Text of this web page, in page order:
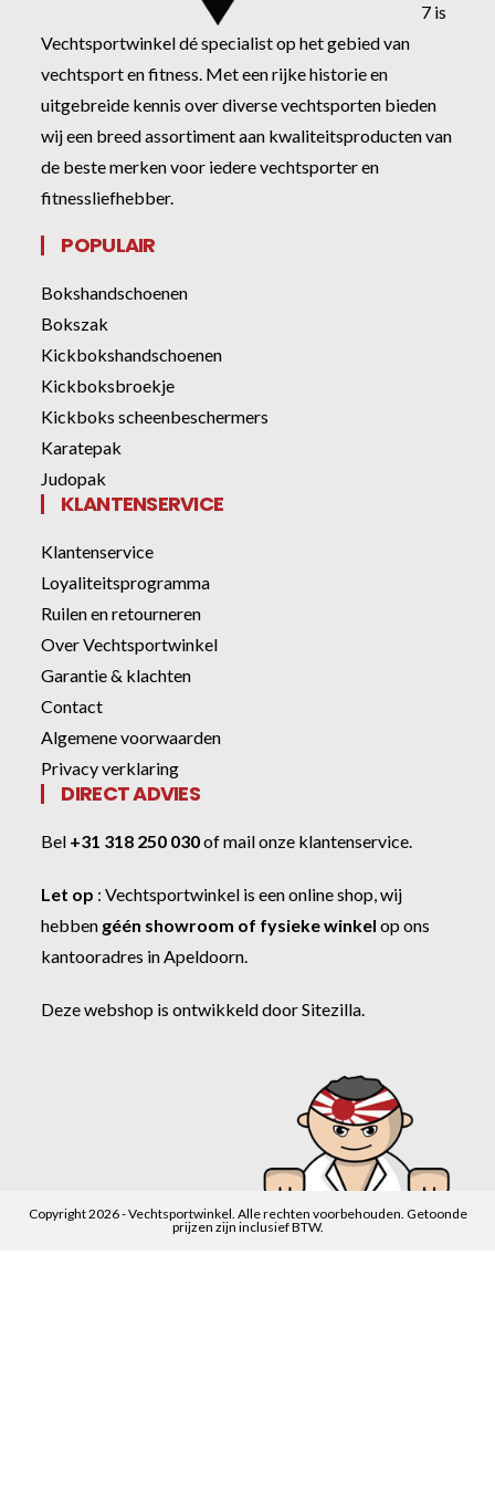
7 is
Vechtsportwinkel dé specialist op het gebied van
vechtsport en fitness. Met een rijke historie en
uitgebreide kennis over diverse vechtsporten bieden
wij een breed assortiment aan kwaliteitsproducten van
de beste merken voor iedere vechtsporter en
fitnessliefhebber.
POPULAIR
Bokshandschoenen
Bokszak
Kickbokshandschoenen
Kickboksbroekje
Kickboks scheenbeschermers
Karatepak
Judopak
KLANTENSERVICE
Klantenservice
Loyaliteitsprogramma
Ruilen en retourneren
Over Vechtsportwinkel
Garantie & klachten
Contact
Algemene voorwaarden
Privacy verklaring
DIRECT ADVIES
Bel +31 318 250 030ofmail onze klantenservice.
Let op :Vechtsportwinkel is een online shop, wij
hebben géén showroom of fysieke winkel op ons
kantooradres in Apeldoorn.
Deze webshop is ontwikkeld doorSitezilla.
Copyright 2026 - Vechtsportwinkel. Alle rechten voorbehouden. Getoonde
prijzen zijn inclusief BTW.